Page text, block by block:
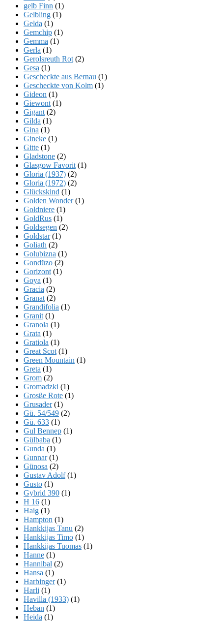
gelb Finn (1)
Gelbling (1)
Gelda (1)
Gemchip (1)
Gemma (1)
Gerla (1)
Gerolsreuth Rot (2)
Gesa (1)
Gescheckte aus Bernau (1)
Gescheckte von Kolm (1)
Gideon (1)
Giewont (1)
Gigant (2)
Gilda (1)
Gina (1)
Gineke (1)
Gitte (1)
Gladstone (2)
Glasgow Favorit (1)
Gloria (1937) (2)
Gloria (1972) (2)
Glückskind (1)
Golden Wonder(1)
Goldniere (1)
GoldRus (1)
Goldsegen (2)
Goldstar(1)
Goliath (2)
Golubizna (1)
Gondüzo (2)
Gorizont (1)
Goya (1)
Gracia (2)
Granat (2)
Grandifolia (1)
Granit (1)
Granola (1)
Grata (1)
Gratiola (1)
Great Scot (1)
Green Mountain (1)
Greta (1)
Grom (2)
Gromadzki (1)
Grosße Rote (1)
Grusader(1)
Gü. 54/549 (2)
Gü. 633 (1)
Gul Bennep (1)
Gülbaba (1)
Gunda (1)
Gunnar(1)
Günosa (2)
Gustav Adolf(1)
Gusto (1)
Gybrid 390 (1)
H 16 (1)
Haig (1)
Hampton (1)
Hankkijas Tanu (2)
Hankkijas Timo (1)
Hankkijas Tuomas (1)
Hanne (1)
Hannibal (2)
Hansa (1)
Harbinger(1)
Harli (1)
Havilla (1933) (1)
Heban (1)
Heida (1)